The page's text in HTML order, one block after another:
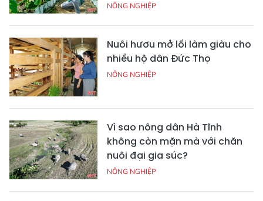
NÔNG NGHIỆP
Nuôi hươu mở lối làm giàu cho
nhiều hộ dân Đức Thọ
NÔNG NGHIỆP
Vì sao nông dân Hà Tĩnh
không còn mặn mà với chăn
nuôi đại gia súc?
NÔNG NGHIỆP